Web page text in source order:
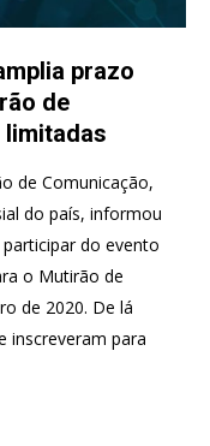
prazo
de
limitadas
de Comunicação,
do país, informou
do evento
o Mutirão de
de 2020. De lá
inscreveram para